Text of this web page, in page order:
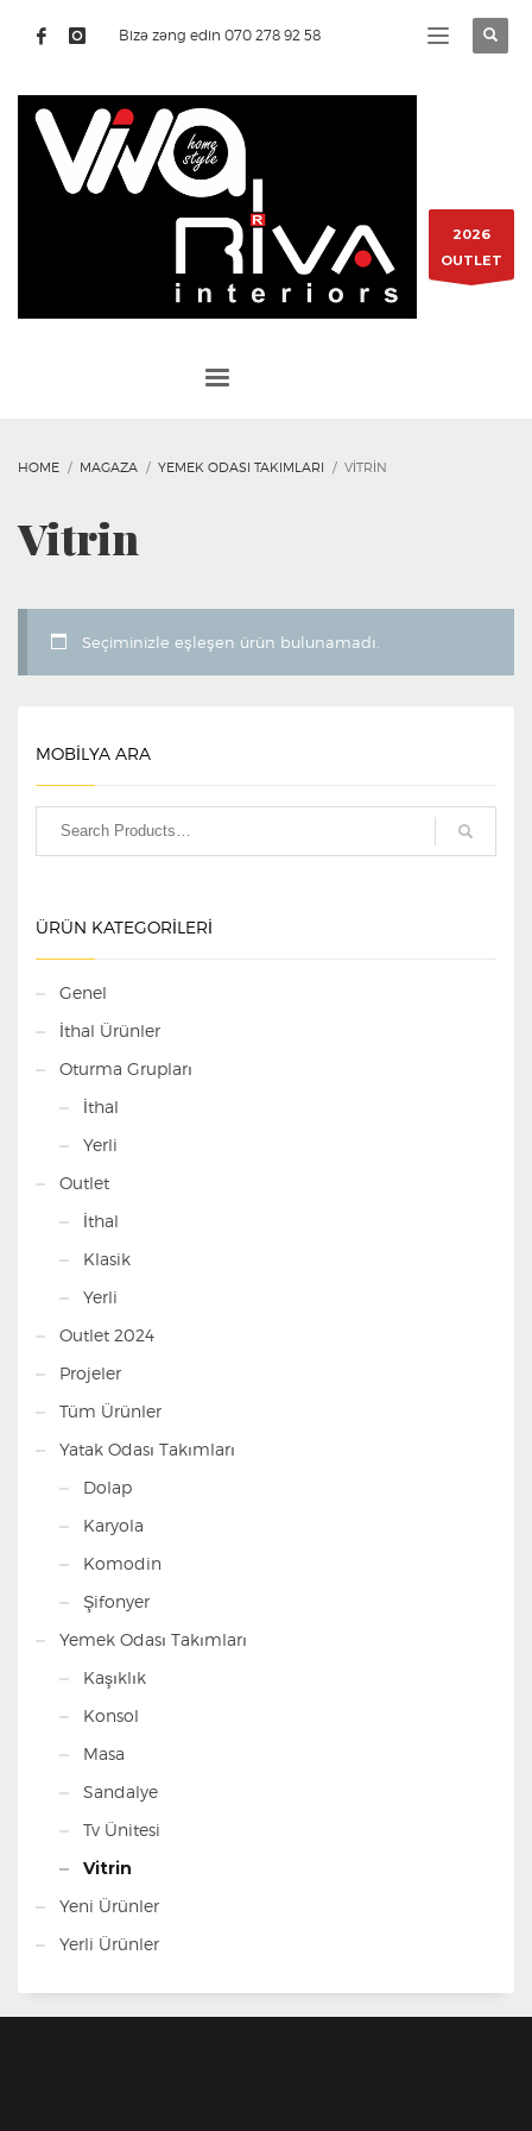
Bizə zəng edin 070 278 92 58
2026
OUTLET
HOME MAGAZA YEMEK ODASI TAKIMLARI VITRIN
Vitrin
Seçiminizle eşleşen ürün bulunamadı.
MOBİLYA ARA
ÜRÜN KATEGORILERI
Genel
İthal Ürünler
Oturma Grupları
İthal
Yerli
Outlet
İthal
Klasik
Yerli
Outlet 2024
Projeler
Tüm Ürünler
Yatak Odası Takımları
Dolap
Karyola
Komodin
Şifonyer
Yemek Odası Takımları
Kaşıklık
Konsol
Masa
Sandalye
Tv Ünitesi
Vitrin
Yeni Ürünler
Yerli Ürünler